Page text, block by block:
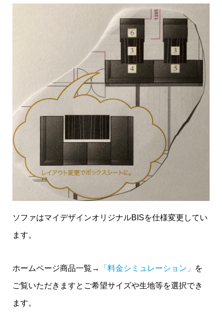
ソファはマイデザインオリジナルBISを仕様変更してい
ます。
ホームページ商品一覧→ 「料金シミュレーション」 を
ご覧いただきますとご希望サイズや生地等を選択でき
ます。